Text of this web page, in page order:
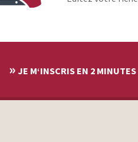
» JE M‘INSCRIS EN 2 MINUTES